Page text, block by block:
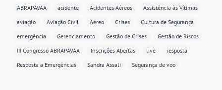
ABRAPAVAA acidente Acidentes Aéreos
Assistência às Vítimas
aviação
Aviação Civil Aéreo Crises
Cultura de Segurança
emergência
Gerenciamento Gestão de Crises
Gestão de Riscos
III Congresso ABRAPAVAA
Inscrições Abertas live
resposta
Resposta a Emergências
Sandra Assali Segurança de voo